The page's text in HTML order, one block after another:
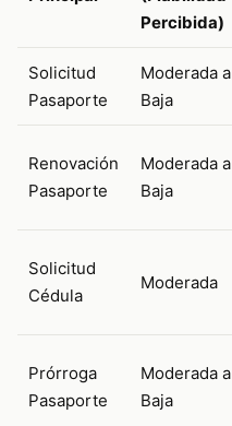
Percibida)
Solicitud
Pasaporte
Moderada a
Baja
Renovación
Pasaporte
Moderada a
Baja
Solicitud
Cédula
Moderada
Prórroga
Pasaporte
Moderada a
Baja